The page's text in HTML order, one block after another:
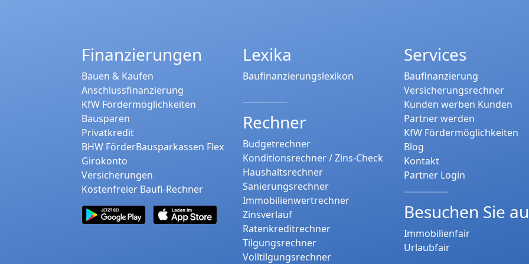
Finanzierungen
Bauen & Kaufen
Anschlussfinanzierung
KfW Fördermöglichkeiten
Bausparen
Privatkredit
BHW FörderBausparkassen Flex
Girokonto
Versicherungen
Kostenfreier Baufi-Rechner
Lexika
Baufinanzierungslexikon
Rechner
Budgetrechner
Konditionsrechner / Zins-Check
Haushaltsrechner
Sanierungsrechner
Immobilienwertrechner
Zinsverlauf
Ratenkreditrechner
Tilgungsrechner
Volltilgungsrechner
Services
Baufinanzierung
Versicherungsrechner
Kunden werben Kunden
Partner werden
KfW Fördermöglichkeiten
Blog
Kontakt
Partner Login
Besuchen Sie
Immobilienfair
Urlaubfair